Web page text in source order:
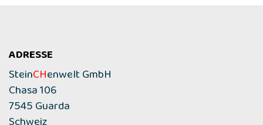
ADRESSE
SteinCHenwelt GmbH
Chasa 106
7545 Guarda